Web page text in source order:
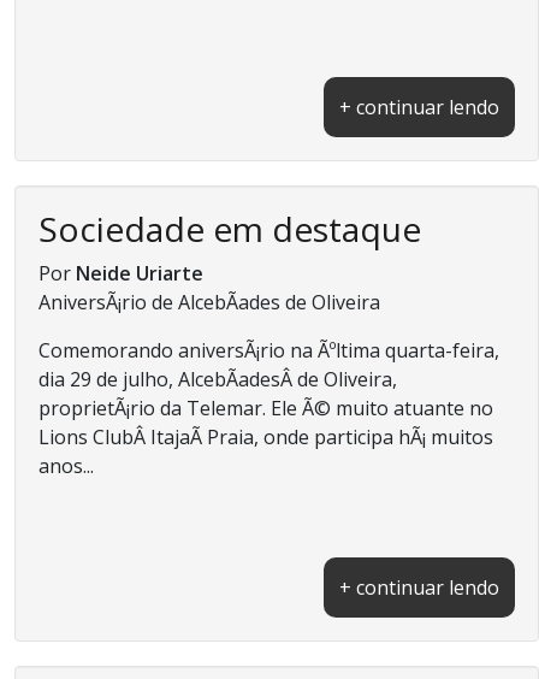
+ continuar lendo
Sociedade em destaque
Por Neide Uriarte
AniversÃ¡rio de AlcebÃ­ades de Oliveira
Comemorando aniversÃ¡rio na Ãºltima quarta-feira,
dia 29 de julho, AlcebÃ­adesÂ de Oliveira,
proprietÃ¡rio da Telemar. Ele Ã© muito atuante no
Lions ClubÂ ItajaÃ­ Praia, onde participa hÃ¡ muitos
anos...
+ continuar lendo